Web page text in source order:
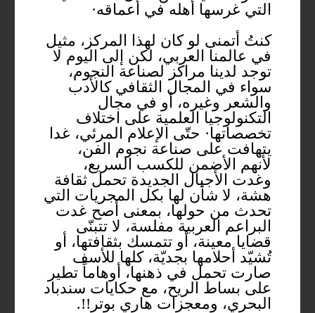
التي غرسها أهله في أعماقه·
كنتُ أتمنى لو كان لهذا المركز، مثيل
في عالمنا العربي، لكن إلى اليوم لا
توجد لدينا مراكز لصناعة النجوم،
سواء في المجال الثقافي كالأدب
والشعر وغيره، أو في مجال
التكنولوجيا العلمية على اختلاف
تخصصاتها· حتّى الإعلام المرئي، غدا
يتهافت على صناعة نجوم الفن،
لأنهم الأضمن للكسب السريع،
وغدت الأجيال الجديدة تحمل ثقافة
هشة، لا شأن لها بكل المجريات التي
تحدث من حولها، بمعنى أصح غدت
البراعم العربية مفلسة، لا تتبنّى
قضايا معينة، أو تتمسك بثقافتها، أو
تُشيّد أحلامها بجديّة، كلها للأسف
صارت تحمل في ذهنها، أوهاماً تطير
على بساط الريح، مع حكايات سندباد
البحري، ومعجزات هاري بوتر!!.